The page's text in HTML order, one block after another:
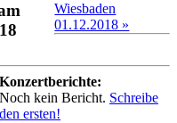
Wiesbaden
01.12.2018 »
Konzertberichte:
Noch kein Bericht. Schreibe
den ersten!